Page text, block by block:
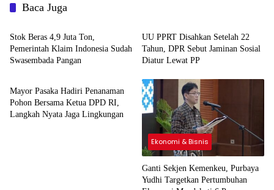
Baca Juga
Nasional
Stok Beras 4,9 Juta Ton,
Pemerintah Klaim Indonesia Sudah
Swasembada Pangan
UU PPRT Disahkan Setelah 22
Tahun, DPR Sebut Jaminan Sosial
Diatur Lewat PP
Peristiwa
Mayor Pasaka Hadiri Penanaman
Pohon Bersama Ketua DPD RI,
Langkah Nyata Jaga Lingkungan
Ekonomi & Bisnis
Ganti Sekjen Kemenkeu, Purbaya
Yudhi Targetkan Pertumbuhan